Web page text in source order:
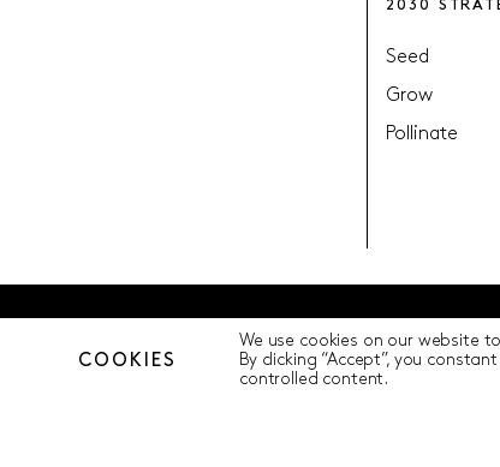
2030
Seed
Grow
Pollinate
© Pollination Foundation 2025 (ABN 29 633 992 604)
COOKIES
We use cookies on our website
By clicking “Accept”, you
controlled content.